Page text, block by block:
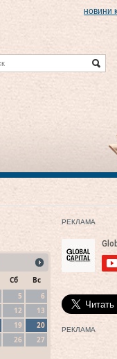
новини
Сб
Вс
5
6
12
13
19
20
26
27
РЕКЛАМА
РЕКЛАМА